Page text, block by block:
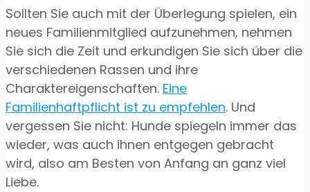
Sollten Sie auch mit der Überlegung spielen, ein
neues Familienmitglied aufzunehmen, nehmen
Sie sich die Zeit und erkundigen Sie sich über die
verschiedenen Rassen und ihre
Charaktereigenschaften. Eine
Familienhaftpflicht ist zu empfehlen. Und
vergessen Sie nicht: Hunde spiegeln immer das
wieder, was auch ihnen entgegen gebracht
wird, also am Besten von Anfang an ganz viel
Liebe.